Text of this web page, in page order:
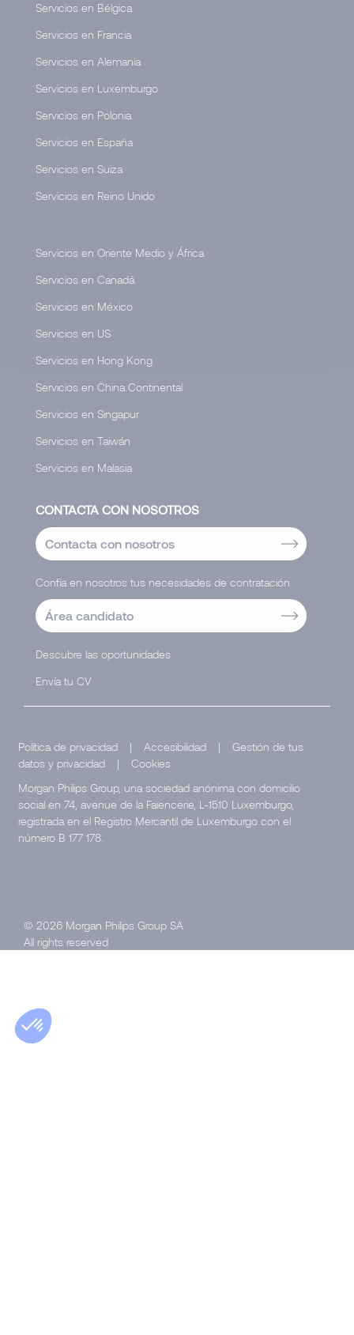
Servicios en Bélgica
Servicios en Francia
Servicios en Alemania
Servicios en Luxemburgo
Servicios en Polonia
Servicios en España
Servicios en Suiza
Servicios en Reino Unido
Servicios en Oriente Medio y África
Servicios en Canadá
Servicios en México
Servicios en US
Servicios en Hong Kong
Servicios en China Continental
Servicios en Singapur
Servicios en Taiwán
Servicios en Malasia
CONTACTA CON NOSOTROS
Contacta con nosotros
Confía en nosotros tus necesidades de contratación
Área candidato
Descubre las oportunidades
Envía tu CV
Política de privacidad | Accesibilidad |
Gestión de tus
datos y privacidad
|
Cookies
Morgan Philips Group, una sociedad anónima con domicilio
social en 74, avenue de la Faïencerie, L-1510 Luxemburgo,
registrada en el Registro Mercantil de Luxemburgo con el
número B 177 178.
© 2026 Morgan Philips Group SA
All rights reserved